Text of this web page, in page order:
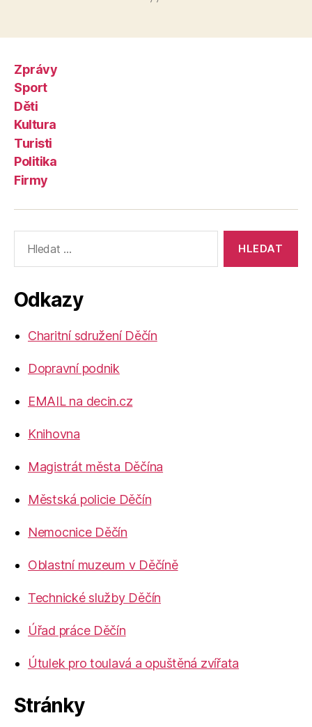
Zprávy
Sport
Děti
Kultura
Turisti
Politika
Firmy
vyhledávání:
Odkazy
Charitní sdružení Děčín
Dopravní podnik
EMAIL na decin.cz
Knihovna
Magistrát města Děčína
Městská policie Děčín
Nemocnice Děčín
Oblastní muzeum v Děčíně
Technické služby Děčín
Úřad práce Děčín
Útulek pro toulavá a opuštěná zvířata
Stránky